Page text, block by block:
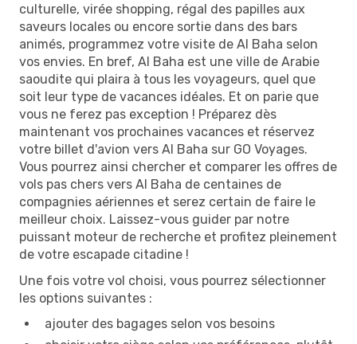
culturelle, virée shopping, régal des papilles aux
saveurs locales ou encore sortie dans des bars
animés, programmez votre visite de Al Baha selon
vos envies. En bref, Al Baha est une ville de Arabie
saoudite qui plaira à tous les voyageurs, quel que
soit leur type de vacances idéales. Et on parie que
vous ne ferez pas exception ! Préparez dès
maintenant vos prochaines vacances et réservez
votre billet d'avion vers Al Baha sur GO Voyages.
Vous pourrez ainsi chercher et comparer les offres de
vols pas chers vers Al Baha de centaines de
compagnies aériennes et serez certain de faire le
meilleur choix. Laissez-vous guider par notre
puissant moteur de recherche et profitez pleinement
de votre escapade citadine !
Une fois votre vol choisi, vous pourrez sélectionner
les options suivantes :
ajouter des bagages selon vos besoins